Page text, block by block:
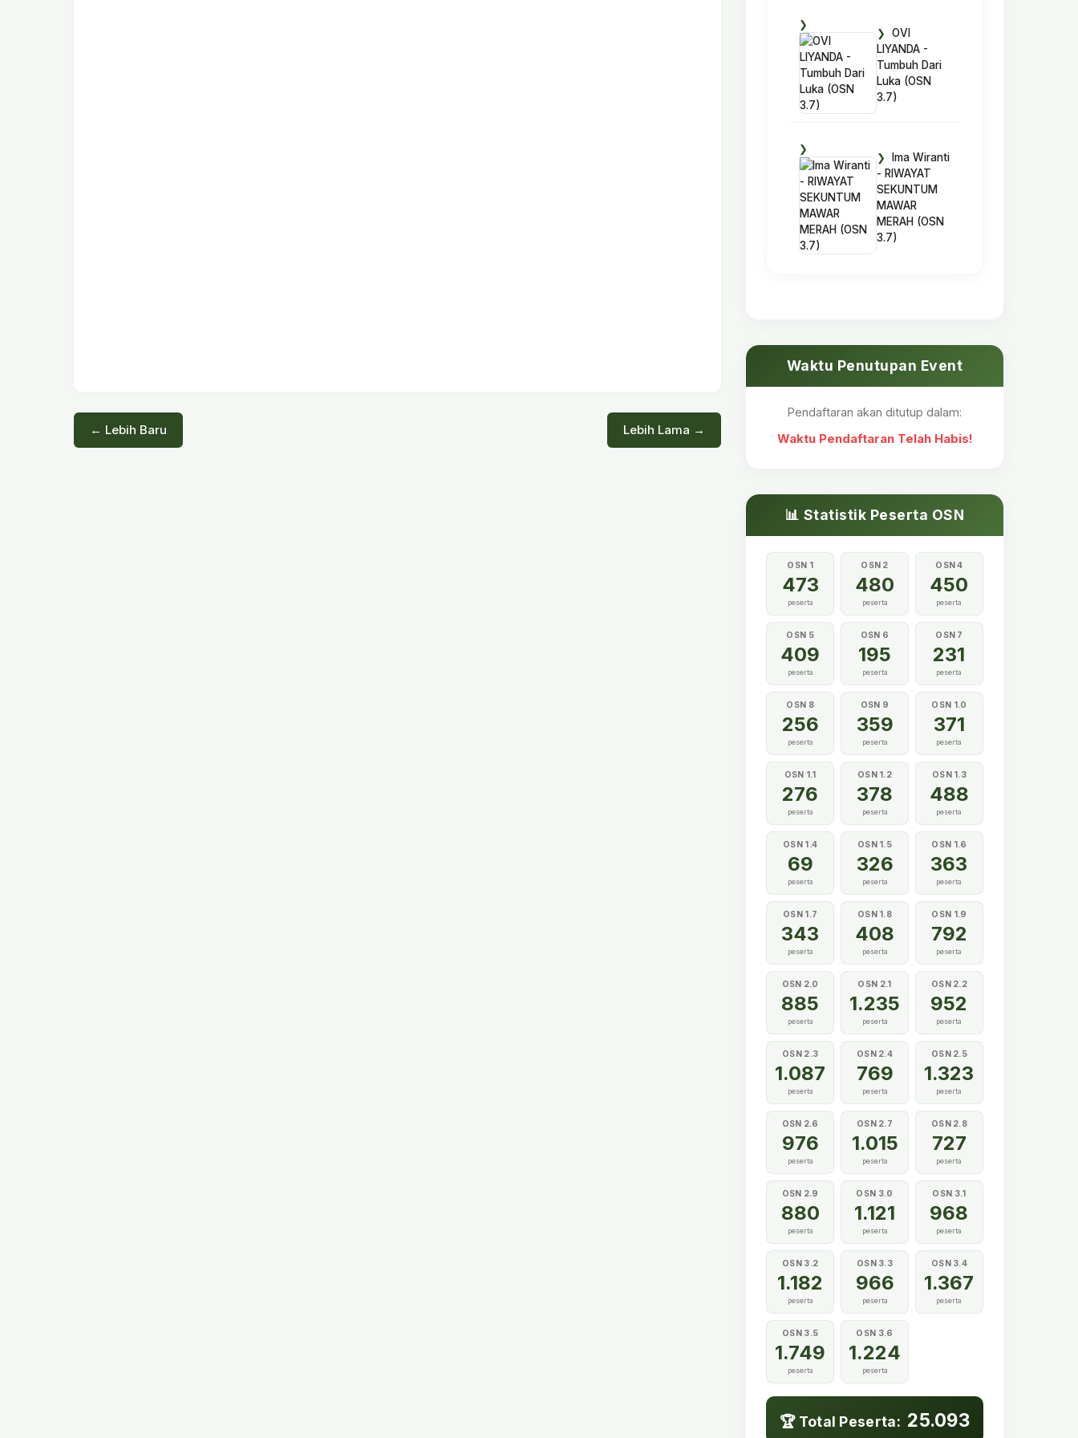
← Lebih Baru Lebih Lama →
OVI
LIYANDA -
Tumbuh Dari
Luka (OSN
3.7)
Ima Wiranti
- RIWAYAT
SEKUNTUM
MAWAR
MERAH (OSN
3.7)
Waktu Penutupan Event
Pendaftaran akan ditutup dalam:
Waktu Pendaftaran Telah Habis!
📊 Statistik Peserta OSN
OSN 1
473
peserta
OSN 2
480
peserta
OSN 4
450
peserta
OSN 5
409
peserta
OSN 6
195
peserta
OSN 7
231
peserta
OSN 8
256
peserta
OSN 9
359
peserta
OSN 1.0
371
peserta
OSN 1.1
276
peserta
OSN 1.2
378
peserta
OSN 1.3
488
peserta
OSN 1.4
69
peserta
OSN 1.5
326
peserta
OSN 1.6
363
peserta
OSN 1.7
343
peserta
OSN 1.8
408
peserta
OSN 1.9
792
peserta
OSN 2.0
885
peserta
OSN 2.1
1.235
peserta
OSN 2.2
952
peserta
OSN 2.3
1.087
peserta
OSN 2.4
769
peserta
OSN 2.5
1.323
peserta
OSN 2.6
976
peserta
OSN 2.7
1.015
peserta
OSN 2.8
727
peserta
OSN 2.9
880
peserta
OSN 3.0
1.121
peserta
OSN 3.1
968
peserta
OSN 3.2
1.182
peserta
OSN 3.3
966
peserta
OSN 3.4
1.367
peserta
OSN 3.5
1.749
peserta
OSN 3.6
1.224
peserta
🏆 Total Peserta: 25.093